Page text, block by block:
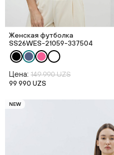
Женская футболка
SS26WES-21059-337504
Цена: 149 990 UZS
99 990 UZS
NEW